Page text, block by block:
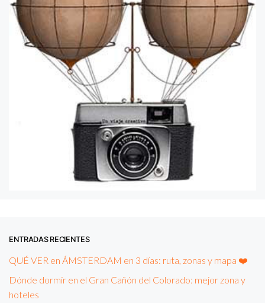
ENTRADAS RECIENTES
QUÉ VER en ÁMSTERDAM en 3 días: ruta, zonas y mapa ❤️
Dónde dormir en el Gran Cañón del Colorado: mejor zona y
hoteles